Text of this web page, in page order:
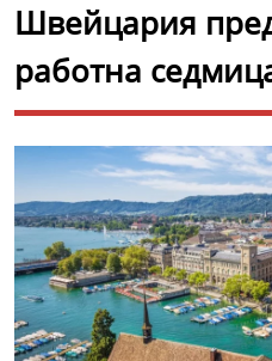
Швейцария
работна